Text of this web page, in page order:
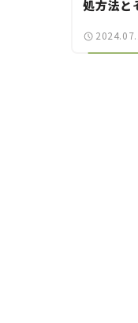
処方法と